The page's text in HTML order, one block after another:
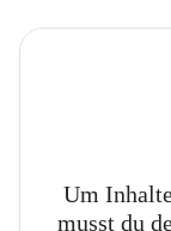
Um
musst du